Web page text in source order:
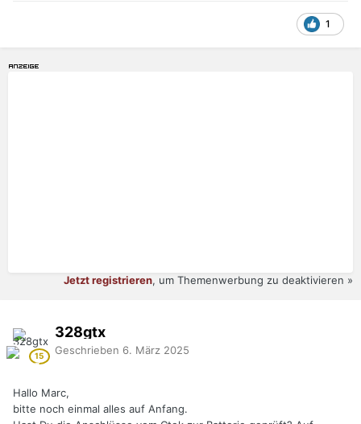
1
Jetzt registrieren, um Themenwerbung zu deaktivieren »
328gtx
Geschrieben 6. März 2025
Hallo Marc,
bitte noch einmal alles auf Anfang.